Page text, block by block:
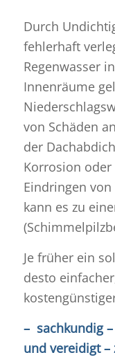
Durch
fehlerhaft
Regenwasser
Innenräume
von Schäden
der
Korrosion oder
Eindringen
kann es zu
Je früher ein
desto
– sachkundig
und vereidigt –